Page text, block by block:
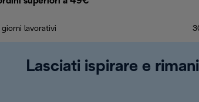
giorni lavorativi
Lasciati ispirare e